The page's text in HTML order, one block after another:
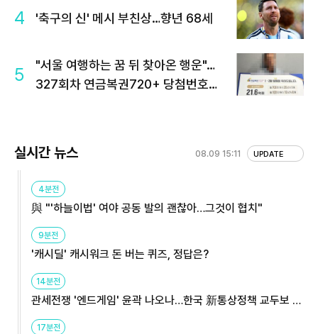
4 '축구의 신' 메시 부친상…향년 68세
5
"서울 여행하는 꿈 뒤 찾아온 행운"…
327회차 연금복권720+ 당첨번호조
실시간 뉴스 08.09 15:11 UPDATE
4분전
與 "'하늘이법' 여야 공동 발의 괜찮아…그것이 협치"
9분전
'캐시딜' 캐시워크 돈 버는 퀴즈, 정답은?
14분전
관세전쟁 '엔드게임' 윤곽 나오나…한국 新통상정책 교두보 활
용해야
17분전